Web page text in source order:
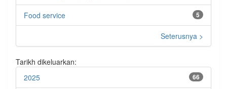
5
Food service
Seterusnya >
Tarikh dikeluarkan:
66
2025